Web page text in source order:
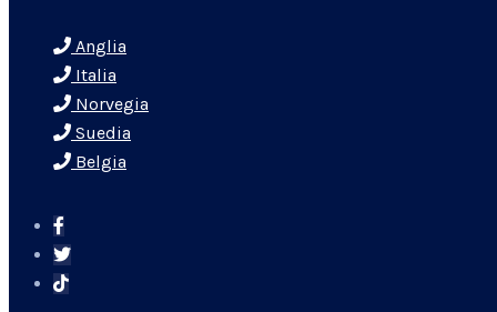
Anglia
Italia
Norvegia
Suedia
Belgia